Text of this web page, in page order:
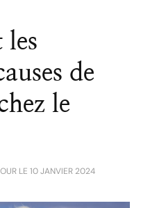
les
de
le
LE 10 JANVIER 2024